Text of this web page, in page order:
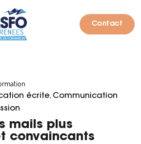
Contact
écrite, Communication
mails plus
convaincants